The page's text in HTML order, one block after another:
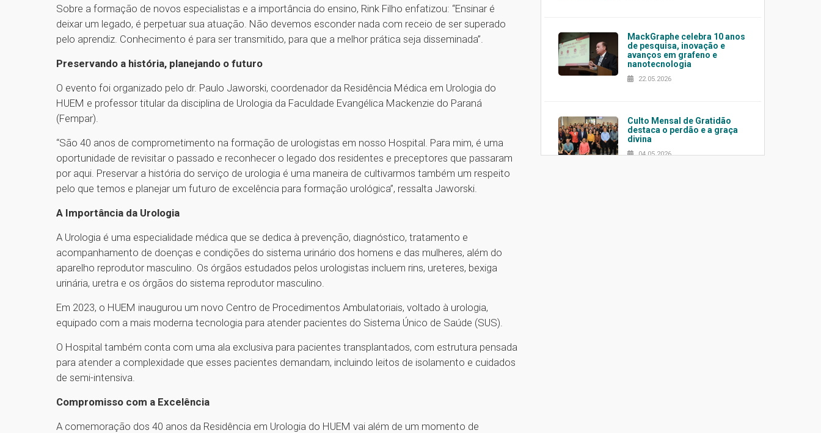
Sobre a formação de novos especialistas e a importância do ensino, Rink Filho enfatizou: “Ensinar é
deixar um legado, é perpetuar sua atuação. Não devemos esconder nada com receio de ser superado
pelo aprendiz. Conhecimento é para ser transmitido, para que a melhor prática seja disseminada”.
Preservando a história, planejando o futuro
O evento foi organizado pelo dr. Paulo Jaworski, coordenador da Residência Médica em Urologia do
HUEM e professor titular da disciplina de Urologia da Faculdade Evangélica Mackenzie do Paraná
(Fempar).
“São 40 anos de comprometimento na formação de urologistas em nosso Hospital. Para mim, é uma
oportunidade de revisitar o passado e reconhecer o legado dos residentes e preceptores que passaram
por aqui. Preservar a história do serviço de urologia é uma maneira de cultivarmos também um respeito
pelo que temos e planejar um futuro de excelência para formação urológica”, ressalta Jaworski.
A Importância da Urologia
A Urologia é uma especialidade médica que se dedica à prevenção, diagnóstico, tratamento e
acompanhamento de doenças e condições do sistema urinário dos homens e das mulheres, além do
aparelho reprodutor masculino. Os órgãos estudados pelos urologistas incluem rins, ureteres, bexiga
urinária, uretra e os órgãos do sistema reprodutor masculino.
Em 2023, o HUEM inaugurou um novo Centro de Procedimentos Ambulatoriais, voltado à urologia,
equipado com a mais moderna tecnologia para atender pacientes do Sistema Único de Saúde (SUS).
O Hospital também conta com uma ala exclusiva para pacientes transplantados, com estrutura pensada
para atender a complexidade que esses pacientes demandam, incluindo leitos de isolamento e cuidados
de semi-intensiva.
Compromisso com a Excelência
A comemoração dos 40 anos da Residência em Urologia do HUEM vai além de um momento de
MackGraphe celebra 10 anos
de pesquisa, inovação e
avanços em grafeno e
nanotecnologia
22.05.2026
Culto Mensal de Gratidão
destaca o perdão e a graça
divina
04.05.2026